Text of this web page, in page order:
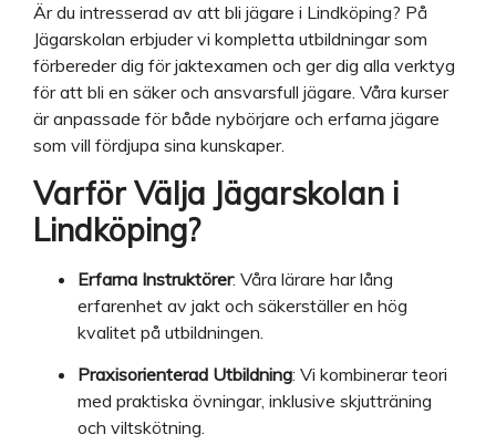
Är du intresserad av att bli jägare i Lindköping? På
Jägarskolan erbjuder vi kompletta utbildningar som
förbereder dig för jaktexamen och ger dig alla verktyg
för att bli en säker och ansvarsfull jägare. Våra kurser
är anpassade för både nybörjare och erfarna jägare
som vill fördjupa sina kunskaper.
Varför Välja Jägarskolan i
Lindköping?
Erfarna Instruktörer: Våra lärare har lång
erfarenhet av jakt och säkerställer en hög
kvalitet på utbildningen.
Praxisorienterad Utbildning: Vi kombinerar teori
med praktiska övningar, inklusive skjutträning
och viltskötning.